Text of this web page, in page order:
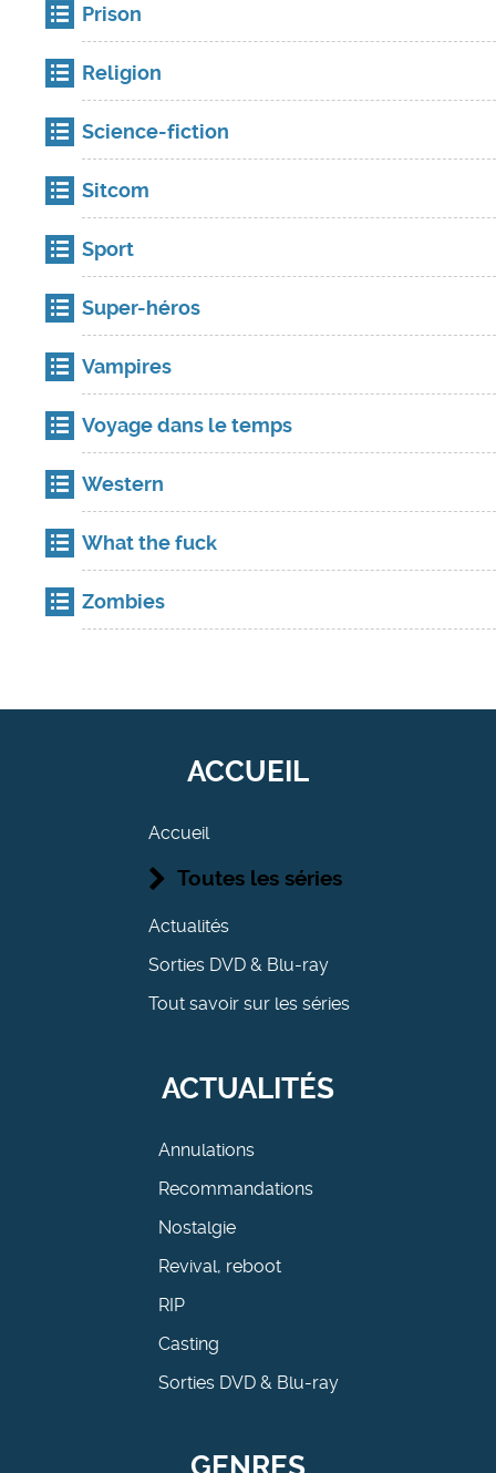
Prison
Religion
Science-fiction
Sitcom
Sport
Super-héros
Vampires
Voyage dans le temps
Western
What the fuck
Zombies
ACCUEIL
Accueil
Toutes les séries
Actualités
Sorties DVD & Blu-ray
Tout savoir sur les séries
ACTUALITÉS
Annulations
Recommandations
Nostalgie
Revival, reboot
RIP
Casting
Sorties DVD & Blu-ray